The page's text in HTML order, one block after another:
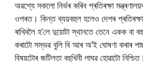
অৱশ্যে সকলো নিৰ্ভৰ কৰিব প্ৰতিৰক্ষা
ওপৰত। কিন্ত ব্যয়বহুল হলেও দেশৰ
ৰাখিবলৈ হ’লে দুয়োটা স্থানতে তেনে একক বা
কৰাটো সম্ভৱ বুলি বি আৰ অ’ই ঘোষণা কৰাৰ
বিষয়টোৰ জটিলতা বহুখিনী লাঘৱ হোৱাটো নিশ্চিত।